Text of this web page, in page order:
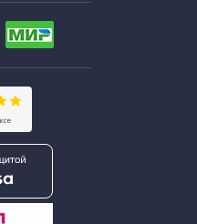
по Москве для
для школьников
для школьников
по истории